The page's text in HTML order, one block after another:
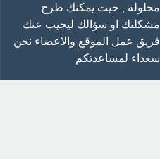
محلولة , حيث يمكنك طرح
مشكلتك او سؤالك ليجيب عنك
فريق عمل الموقع والاعضاء نحن
سعداء لمساعدتكم